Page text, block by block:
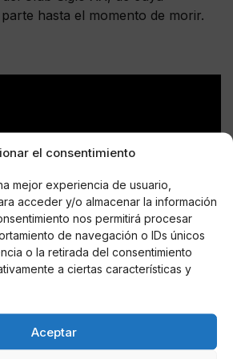
el consentimiento
mejor experiencia de usuario,
acceder y/o almacenar la información
nos permitirá procesar
de navegación o IDs únicos
o la retirada del consentimiento
a ciertas características y
Aceptar
hasta el momento de morir.